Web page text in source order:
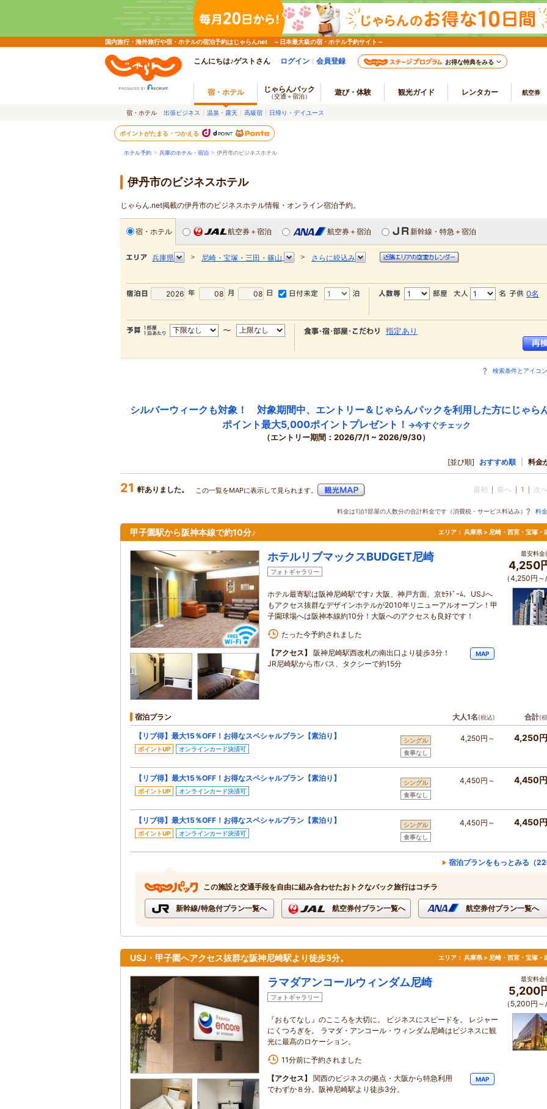
国内旅行・海外旅行や宿・ホテルの宿泊予約はじゃらんnet ～日本最大級の宿・ホテル予約サイト～
こんにちは♪ゲストさん ログイン 会員登録 お得な特典をみる
宿・ホテル じゃらんパック
（交通＋宿泊） 遊び・体験 観光ガイド レンタカー 航空券
宿・ホテル 出張ビジネス 温泉・露天 高級宿 日帰り・デイユース
ポイントがたまる・つかえる
ホテル予約 > 兵庫のホテル・宿泊 > 伊丹市のビジネスホテル
伊丹市のビジネスホテル
じゃらん.net掲載の伊丹市のビジネスホテル情報・オンライン宿泊予約。
宿・ホテル 航空券＋宿泊 航空券＋宿泊 新幹線・特急＋宿泊
兵庫県 ＞ 尼崎・宝塚・三田・篠山 ＞ さらに絞込み
0名
指定あり
検索条件とアイコ
シルバーウィークも対象！ 対象期間中、エントリー＆じゃらんパックを利用した方にじゃら
ポイント最大5,000ポイントプレゼント！ →今すぐチェック
（エントリー期間：2026/7/1 ~ 2026/9/30）
[並び順] おすすめ順 料金
21 軒ありました。 この一覧をMAPに表示して見られます。 最初 前へ 1 次へ
料金は1泊1部屋の人数分の合計料金です（消費税・サービス料込み） 料
甲子園駅から阪神本線で約10分♪ エリア： 兵庫県 > 尼崎・西宮・宝塚・
ホテルリブマックスBUDGET尼崎
フォトギャラリー
ホテル最寄駅は阪神尼崎駅です♪ 大阪、神戸方面、京ｾﾗﾄﾞｰﾑ、USJへ
もアクセス抜群なデザインホテルが2010年リニューアルオープン！甲
子園球場へは阪神本線約10分！大阪へのアクセスも良好です！
たった今予約されました
【アクセス】
阪神尼崎駅西改札の南出口より徒歩3分！
JR尼崎駅から市バス、タクシーで約15分
MAP
最安料金
4,250
（4,250円～/
宿泊プラン 大人1名(税込) 合計(
【リブ得】最大15％OFF！お得なスペシャルプラン【素泊り】
ポイントUP オンラインカード決済可
シングル
食事なし
4,250円～ 4,250
【リブ得】最大15％OFF！お得なスペシャルプラン【素泊り】
ポイントUP オンラインカード決済可
シングル
食事なし
4,450円～ 4,450
【リブ得】最大15％OFF！お得なスペシャルプラン【素泊り】
ポイントUP オンラインカード決済可
シングル
食事なし
4,450円～ 4,450
宿泊プランをもっとみる（22
この施設と交通手段を自由に組み合わせたおトクなパック旅行はコチラ
新幹線/特急付プラン一覧へ 航空券付プラン一覧へ 航空券付プラン一覧へ
USJ・甲子園へアクセス抜群な阪神尼崎駅より徒歩3分。 エリア： 兵庫県 > 尼崎・西宮・宝塚・
ラマダアンコールウィンダム尼崎
フォトギャラリー
『おもてなし』のこころを大切に。 ビジネスにスピードを。 レジャー
にくつろぎを。 ラマダ・アンコール・ウィンダム尼崎はビジネスに観
光に最高のロケーション。
11分前に予約されました
【アクセス】
関西のビジネスの拠点・大阪から特急利用
でわずか８分。阪神尼崎駅より徒歩3分。
MAP
最安料金
5,200
（5,200円～/